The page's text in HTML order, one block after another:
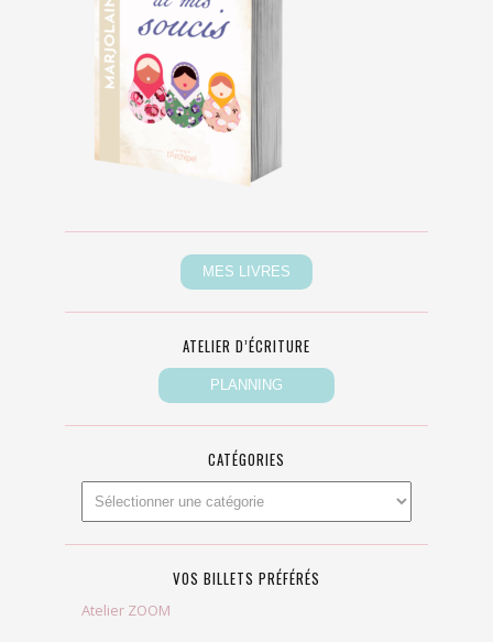
ATELIER D’ÉCRITURE
CATÉGORIES
VOS BILLETS PRÉFÉRÉS
Atelier ZOOM